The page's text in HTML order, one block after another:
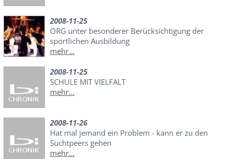
2008-11-25
ORG unter besonderer Berücksichtigung der
sportlichen Ausbildung
mehr...
2008-11-25
SCHULE MIT VIELFALT
mehr...
2008-11-26
Hat mal jemand ein Problem - kann er zu den
Suchtpeers gehen
mehr...